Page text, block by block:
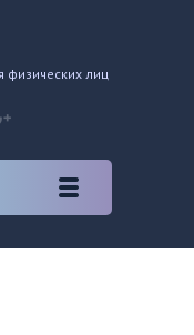
физических лиц